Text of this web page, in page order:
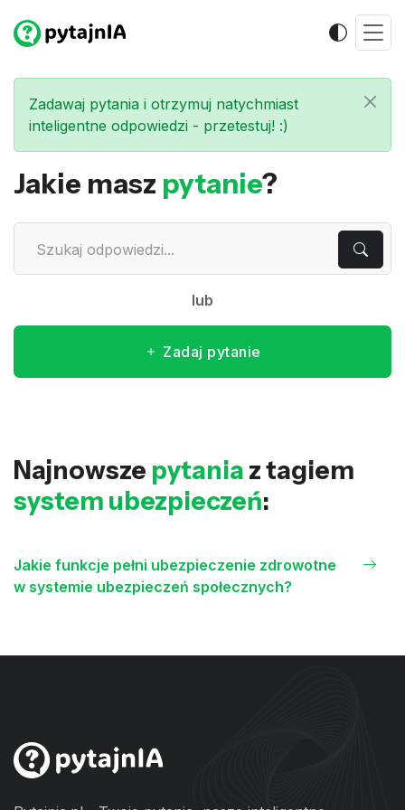
Zadawaj pytania i otrzymuj natychmiast
inteligentne odpowiedzi - przetestuj! :)
Jakie masz pytanie?
lub
Zadaj pytanie
Najnowsze pytania z tagiem
system ubezpieczeń:
Jakie funkcje pełni ubezpieczenie zdrowotne
w systemie ubezpieczeń społecznych?